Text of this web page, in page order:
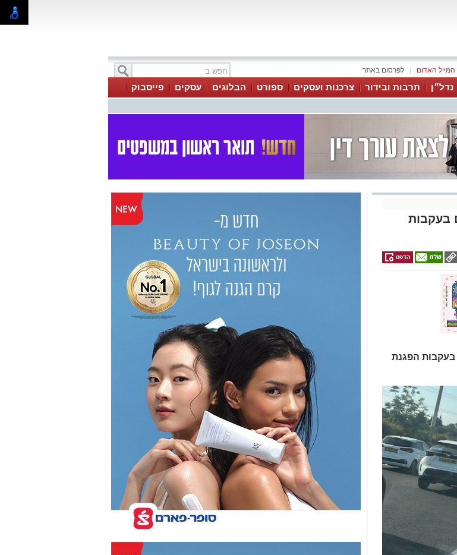
לפרסום באתר המייל האדום
נדל״ן תרבות ובידור צרכנות ועסקים ספורט הבלוגים עסקים
פייסבוק
בעקבות
הפגנת